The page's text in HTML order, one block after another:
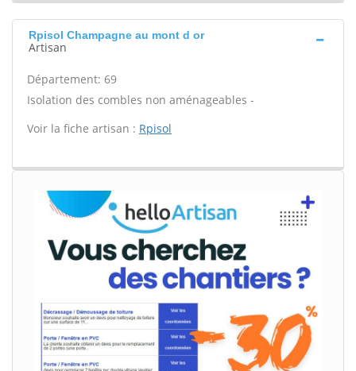
Rpisol Champagne au mont d or
Artisan
Département: 69
Isolation des combles non aménageables -
Voir la fiche artisan : Rpisol